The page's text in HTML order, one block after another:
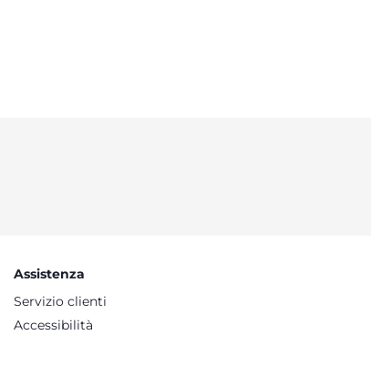
Assistenza
Servizio clienti
Accessibilità